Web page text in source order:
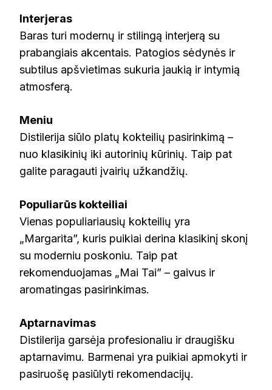
Interjeras
Baras turi modernų ir stilingą interjerą su
prabangiais akcentais. Patogios sėdynės ir
subtilus apšvietimas sukuria jaukią ir intymią
atmosferą.
Meniu
Distilerija siūlo platų kokteilių pasirinkimą –
nuo klasikinių iki autorinių kūrinių. Taip pat
galite paragauti įvairių užkandžių.
Populiarūs kokteiliai
Vienas populiariausių kokteilių yra
„Margarita”, kuris puikiai derina klasikinį skonį
su moderniu poskoniu. Taip pat
rekomenduojamas „Mai Tai” – gaivus ir
aromatingas pasirinkimas.
Aptarnavimas
Distilerija garsėja profesionaliu ir draugišku
aptarnavimu. Barmenai yra puikiai apmokyti ir
pasiruošę pasiūlyti rekomendacijų.